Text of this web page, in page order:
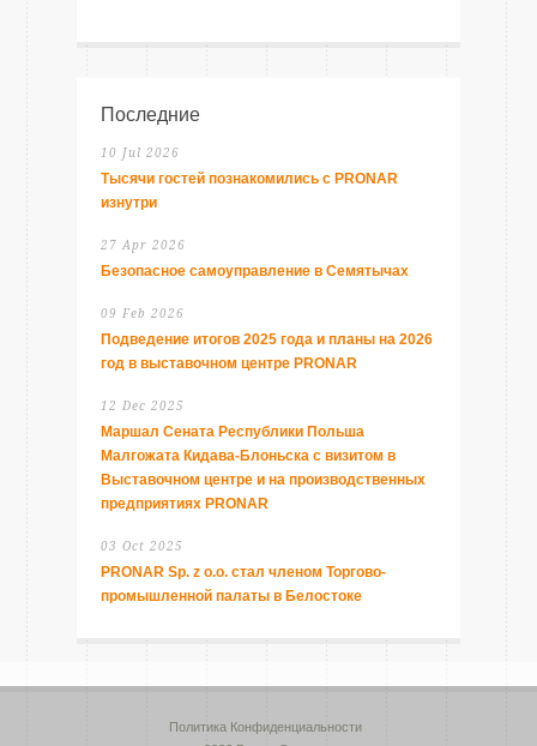
Последние
10 Jul 2026
Тысячи гостей познакомились с PRONAR
изнутри
27 Apr 2026
Безопасное самоуправление в Семятычах
09 Feb 2026
Подведение итогов 2025 года и планы на 2026
год в выставочном центре PRONAR
12 Dec 2025
Маршал Сената Республики Польша
Малгожата Кидава-Блоньска с визитом в
Выставочном центре и на производственных
предприятиях PRONAR
03 Oct 2025
PRONAR Sp. z o.o. стал членом Торгово-
промышленной палаты в Белостоке
Политика Конфиденциальности